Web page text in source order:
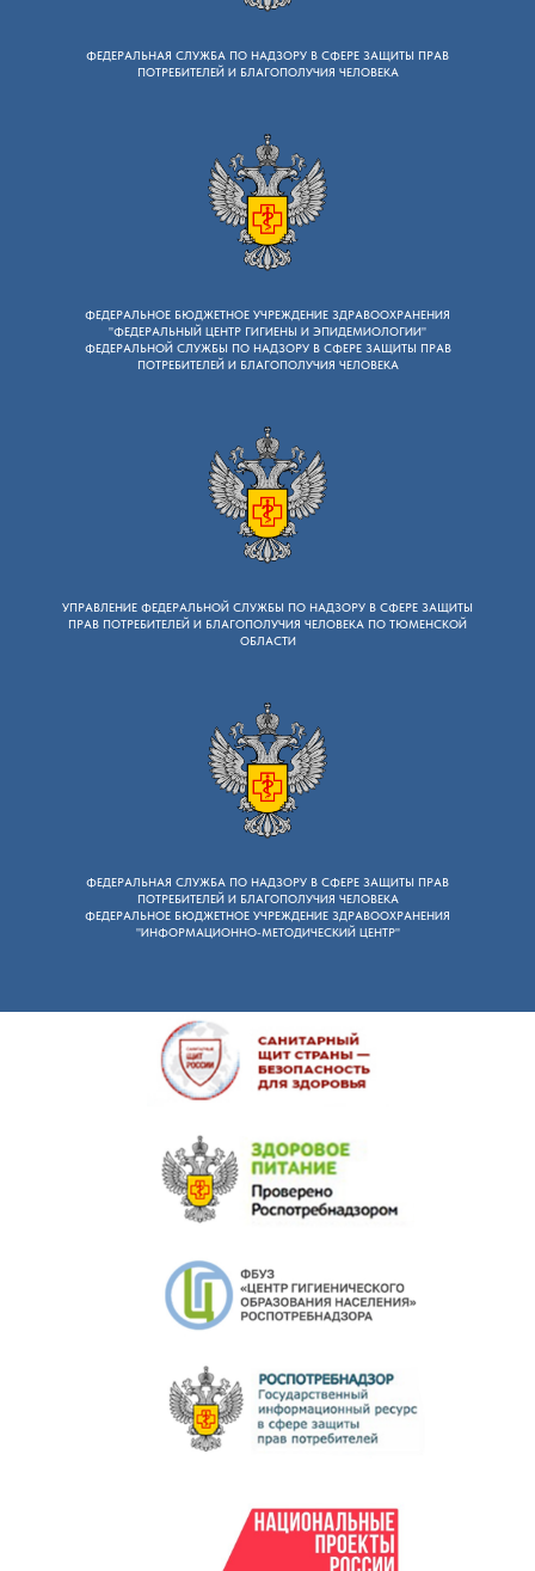
ФЕДЕРАЛЬНАЯ СЛУЖБА ПО НАДЗОРУ B СФЕРЕ ЗАЩИТЫ ПРАВ
ПОТРЕБИТЕЛЕЙ И БЛАГОПОЛУЧИЯ ЧЕЛОВЕКА
ФЕДЕРАЛЬНОЕ БЮДЖЕТНОЕ УЧРЕЖДЕНИЕ ЗДРАВООХРАНЕНИЯ
"ФЕДЕРАЛЬНЫЙ ЦЕНТР ГИГИЕНЫ И ЭПИДЕМИОЛОГИИ"
ФЕДЕРАЛЬНОЙ СЛУЖБЫ ПО НАДЗОРУ В СФЕРЕ ЗАЩИТЫ ПРАВ
ПОТРЕБИТЕЛЕЙ И БЛАГОПОЛУЧИЯ ЧЕЛОВЕКА
УПРАВЛЕНИЕ ФЕДЕРАЛЬНОЙ СЛУЖБЫ ПО НАДЗОРУ B СФЕРЕ ЗАЩИТЫ
ПРАВ ПОТРЕБИТЕЛЕЙ И БЛАГОПОЛУЧИЯ ЧЕЛОВЕКА ПО ТЮМЕНСКОЙ
ОБЛАСТИ
ФЕДЕРАЛЬНАЯ СЛУЖБА ПО НАДЗОРУ B СФЕРЕ ЗАЩИТЫ ПРАВ
ПОТРЕБИТЕЛЕЙ И БЛАГОПОЛУЧИЯ ЧЕЛОВЕКА
ФЕДЕРАЛЬНОЕ БЮДЖЕТНОЕ УЧРЕЖДЕНИЕ ЗДРАВООХРАНЕНИЯ
"ИНФОРМАЦИОННО-МЕТОДИЧЕСКИЙ ЦЕНТР"